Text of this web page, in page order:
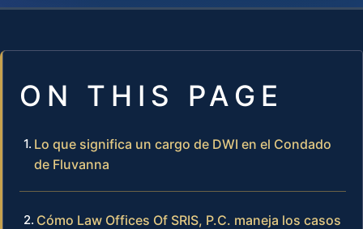
ON THIS PAGE
Lo que significa un cargo de DWI en el Condado
de Fluvanna
Cómo Law Offices Of SRIS, P.C. maneja los casos